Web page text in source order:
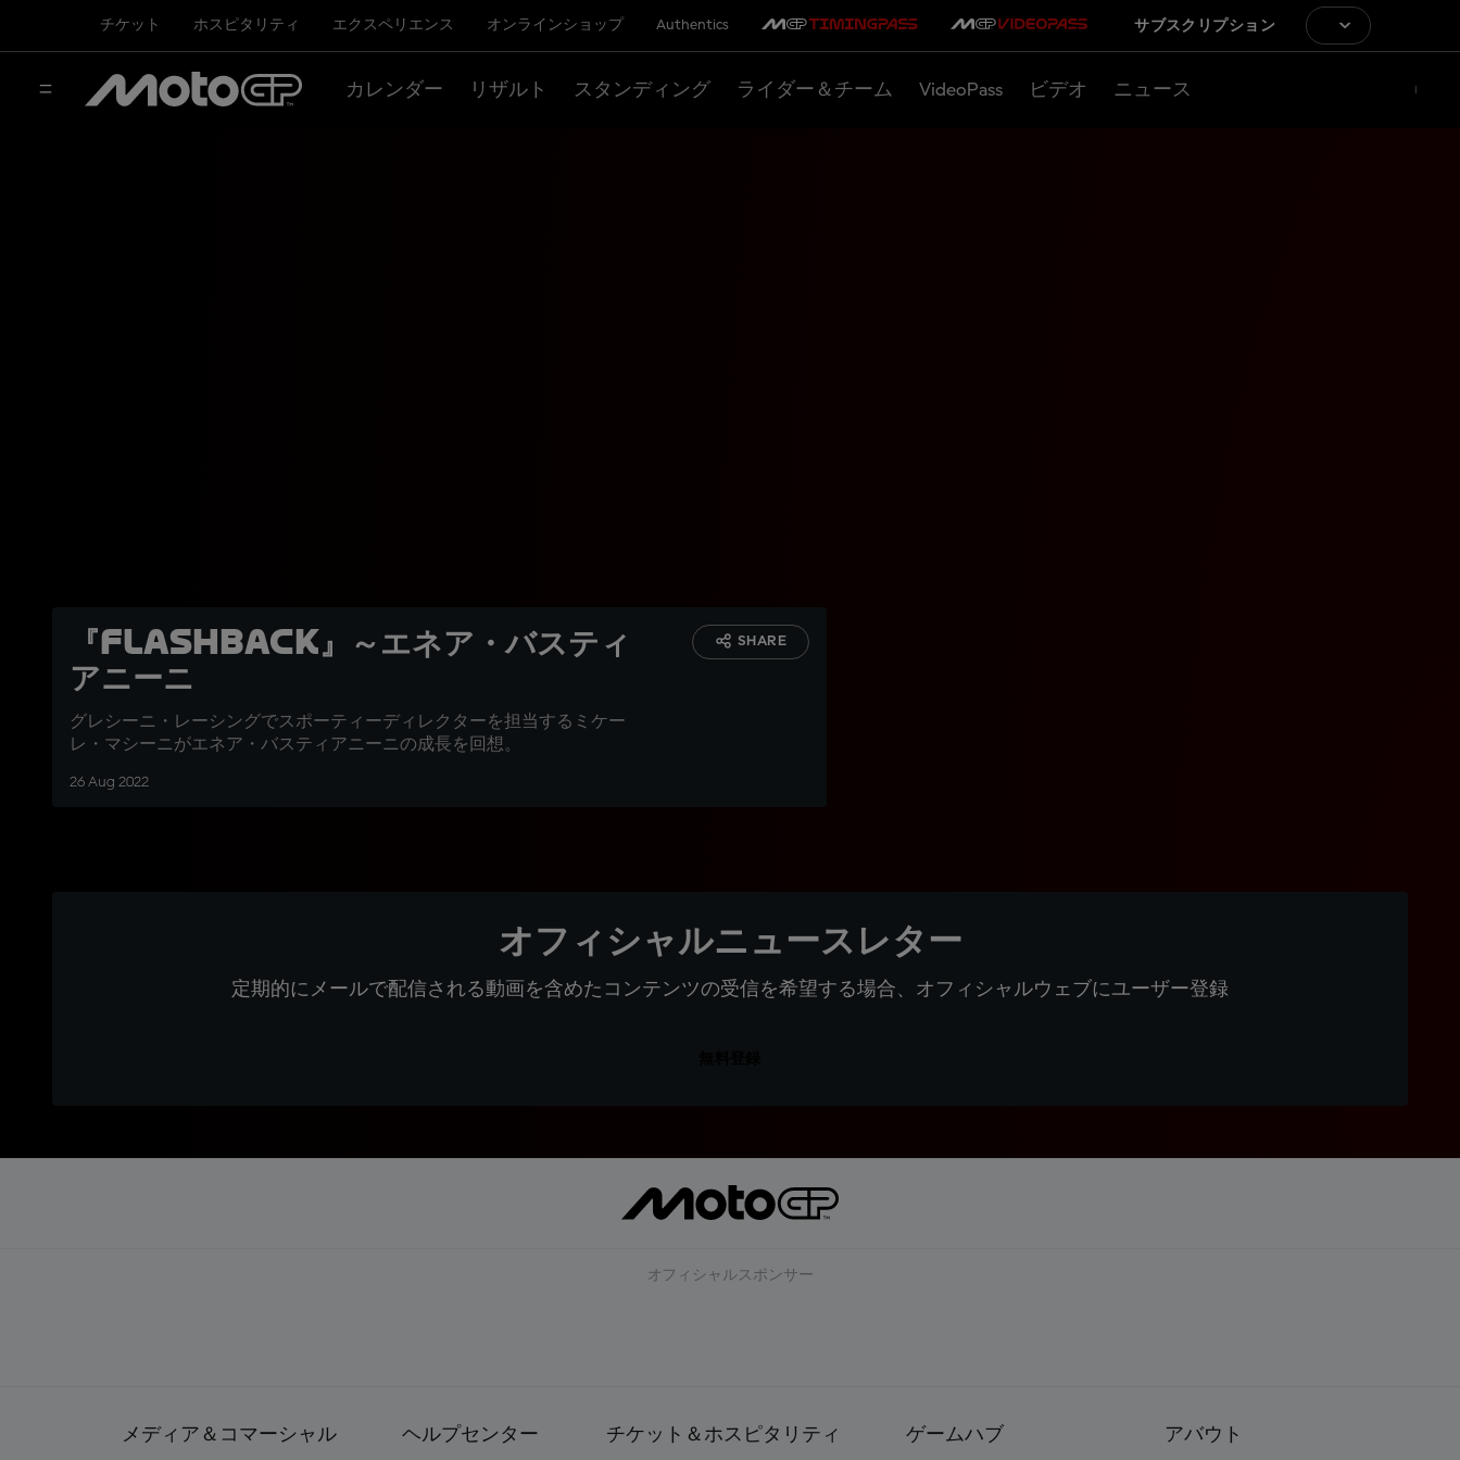
チケット ホスピタリティ エクスペリエンス オンラインショップ Authentics サブスクリプション
カレンダー リザルト スタンディング ライダー＆チーム VideoPass ビデオ ニュース
『FLASHBACK』～エネア・バスティ
アニーニ
グレシーニ・レーシングでスポーティーディレクターを担当するミケー
レ・マシーニがエネア・バスティアニーニの成長を回想。
26 Aug 2022
SHARE
オフィシャルニュースレター
定期的にメールで配信される動画を含めたコンテンツの受信を希望する場合、オフィシャルウェブにユーザー登録
オフィシャルスポンサー
メディア＆コマーシャル ヘルプセンター チケット＆ホスピタリティ ゲームハブ アバウト